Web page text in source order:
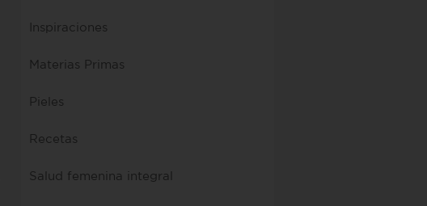
Inspiraciones
Materias Primas
Pieles
Recetas
Salud femenina integral